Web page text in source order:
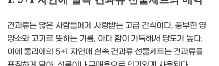
견과류는 많은 사람들에게 사랑받는 고급 간식이다. 풍부한 영
양소와 고기르 뜻하는 기름, 아마 함이 가득해서 당도가 높다.
이에 줄리에의 5+1 자연애 실속 견과류 선물세트는 견과류를